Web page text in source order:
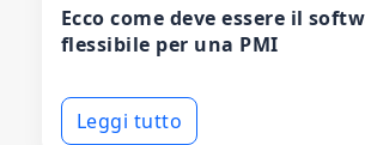
Ecco come deve essere il
flessibile per una PMI
Leggi tutto